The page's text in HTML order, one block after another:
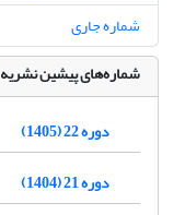
شماره جاری
شماره‌های پیشین نشریه
دوره 22 (1405)
دوره 21 (1404)